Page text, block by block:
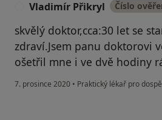
Vladimír Přikryl Číslo
skvělý doktor,cca:30 let se
zdraví.Jsem panu doktorovi
ošetřil mne i ve dvě hodiny
7. prosince 2020 • Praktický lékař pro